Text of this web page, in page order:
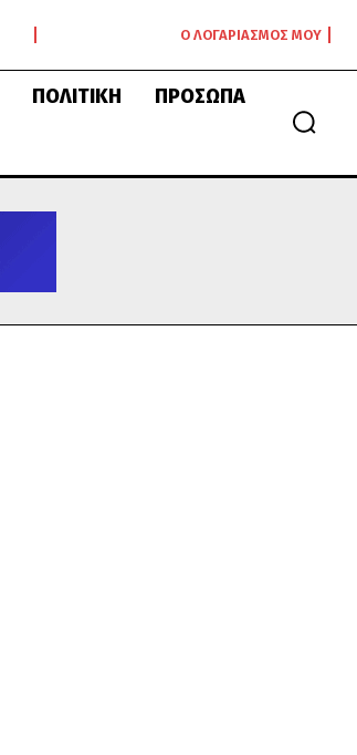
Ο ΛΟΓΑΡΙΑΣΜΌΣ ΜΟΥ
ΠΟΛΙΤΙΚΉ ΠΡΌΣΩΠΑ